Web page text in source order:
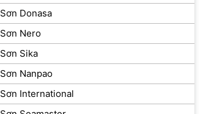
Sơn Donasa
Sơn Nero
Sơn Sika
Sơn Nanpao
Sơn International